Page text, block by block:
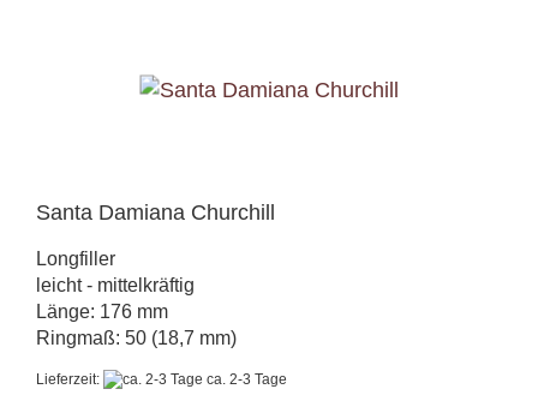
Santa Damiana Churchill
Longfiller
leicht - mittelkräftig
Länge: 176 mm
Ringmaß: 50 (18,7 mm)
Lieferzeit: ca. 2-3 Tage